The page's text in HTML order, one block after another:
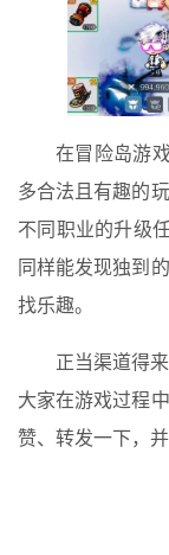
在冒险岛游
多合法且有趣的
不同职业的升级
同样能发现独到
找乐趣。
正当渠道得
大家在游戏过程
赞、转发一下，